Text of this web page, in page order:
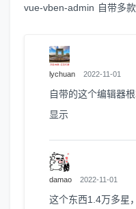
vue-vben-admin 自带多
lychuan 2022-11-01
自带的这个编辑器
显示
damao 2022-11-01
这个东西1.4万多星